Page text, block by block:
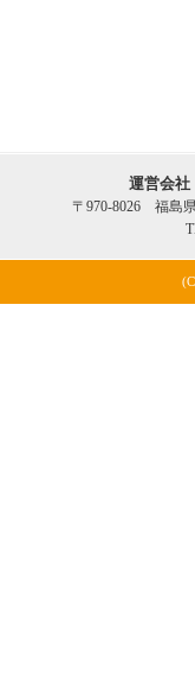
運営会
〒970-8026 福島